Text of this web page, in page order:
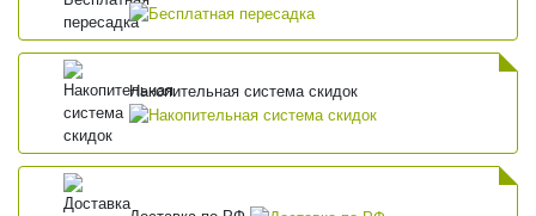
Накопительная система скидок